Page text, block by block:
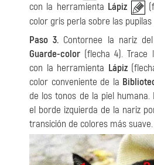
con la herramienta Lápiz
color gris perla sobre las pupilas
Paso 3. Contornee la nariz
Guarde-color (flecha 4). Trace
con la herramienta Lápiz
color conveniente de la
de los tonos de la piel humana.
el borde izquierda de la nariz
transición de colores más suave.